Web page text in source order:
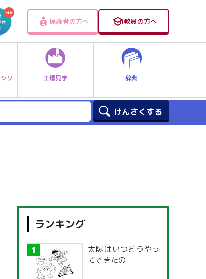
保護者の方へ 教員の方へ
リ
工場見学 辞典
ランキング
太陽はいつどうやっ
てできたの